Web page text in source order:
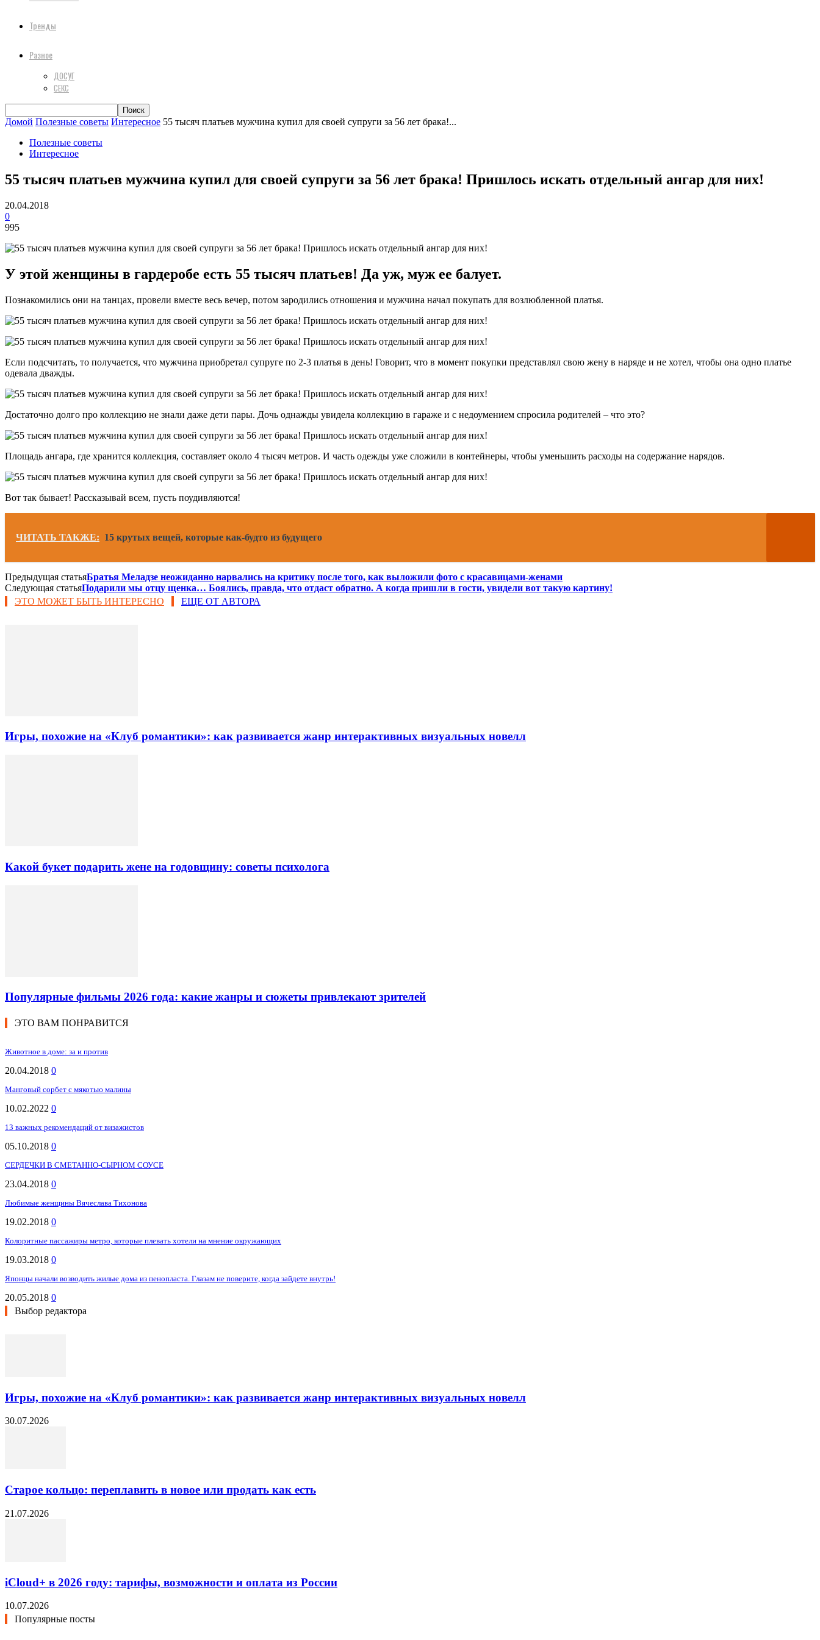
Тренды
Разное
ДОСУГ
СЕКС
Домой Полезные советы Интересное 55 тысяч платьев мужчина купил для своей супруги за 56 лет брака!...
Полезные советы
Интересное
55 тысяч платьев мужчина купил для своей супруги за 56 лет брака! Пришлось искать отдельный ангар для них!
20.04.2018
0
995
У этой женщины в гардеробе есть 55 тысяч платьев! Да уж, муж ее балует.
Познакомились они на танцах, провели вместе весь вечер, потом зародились отношения и мужчина начал покупать для возлюбленной платья.
Если подсчитать, то получается, что мужчина приобретал супруге по 2-3 платья в день! Говорит, что в момент покупки представлял свою жену в наряде и не хотел, чтобы она одно платье
одевала дважды.
Достаточно долго про коллекцию не знали даже дети пары. Дочь однажды увидела коллекцию в гараже и с недоумением спросила родителей – что это?
Площадь ангара, где хранится коллекция, составляет около 4 тысяч метров. И часть одежды уже сложили в контейнеры, чтобы уменьшить расходы на содержание нарядов.
Вот так бывает! Рассказывай всем, пусть поудивляются!
ЧИТАТЬ ТАКЖЕ: 15 крутых вещей, которые как-будто из будущего
Предыдущая статьяБратья Меладзе неожиданно нарвались на критику после того, как выложили фото с красавицами-женами
Следующая статьяПодарили мы отцу щенка… Боялись, правда, что отдаст обратно. А когда пришли в гости, увидели вот такую картину!
ЭТО МОЖЕТ БЫТЬ ИНТЕРЕСНО
ЕЩЕ ОТ АВТОРА
Игры, похожие на «Клуб романтики»: как развивается жанр интерактивных визуальных новелл
Какой букет подарить жене на годовщину: советы психолога
Популярные фильмы 2026 года: какие жанры и сюжеты привлекают зрителей
ЭТО ВАМ ПОНРАВИТСЯ
Животное в доме: за и против
20.04.2018 0
Манговый сорбет с мякотью малины
10.02.2022 0
13 важных рекомендаций от визажистов
05.10.2018 0
СЕРДЕЧКИ В СМЕТАННО-СЫРНОМ СОУСЕ
23.04.2018 0
Любимые женщины Вячеслава Тихонова
19.02.2018 0
Колоритные пассажиры метро, которые плевать хотели на мнение окружающих
19.03.2018 0
Японцы начали возводить жилые дома из пенопласта. Глазам не поверите, когда зайдете внутрь!
20.05.2018 0
Выбор редактора
Игры, похожие на «Клуб романтики»: как развивается жанр интерактивных визуальных новелл
30.07.2026
Старое кольцо: переплавить в новое или продать как есть
21.07.2026
iCloud+ в 2026 году: тарифы, возможности и оплата из России
10.07.2026
Популярные посты